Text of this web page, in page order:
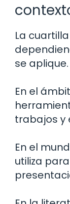
La
se aplique.
En el
trabajos y
En el
utiliza